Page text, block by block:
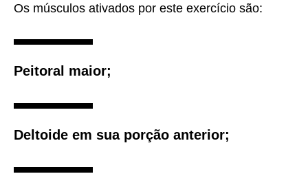
Os músculos ativados por este exercício são:
Peitoral maior;
Deltoide em sua porção anterior;